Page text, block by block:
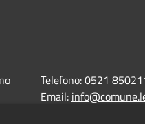
Telefono:0521
Email: